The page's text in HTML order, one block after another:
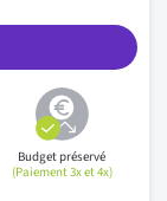
Budget préservé
(Paiement 3x et 4x)